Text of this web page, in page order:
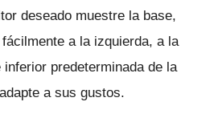
deseado muestre la base,
a la izquierda, a la
predeterminada de la
a sus gustos.